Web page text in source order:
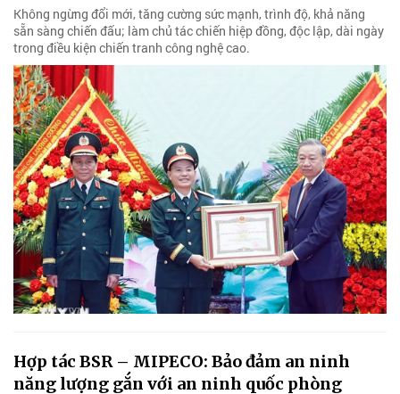
Không ngừng đổi mới, tăng cường sức mạnh, trình độ, khả năng
sẵn sàng chiến đấu; làm chủ tác chiến hiệp đồng, độc lập, dài ngày
trong điều kiện chiến tranh công nghệ cao.
Hợp tác BSR – MIPECO: Bảo đảm an ninh
năng lượng gắn với an ninh quốc phòng